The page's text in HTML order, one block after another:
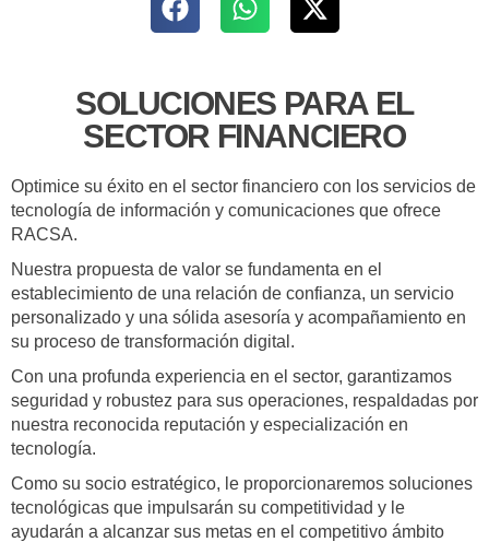
SOLUCIONES PARA EL
SECTOR FINANCIERO
Optimice su éxito en el sector financiero con los servicios de
tecnología de información y comunicaciones que ofrece
RACSA.
Nuestra propuesta de valor se fundamenta en el
establecimiento de una relación de confianza, un servicio
personalizado y una sólida asesoría y acompañamiento en
su proceso de transformación digital.
Con una profunda experiencia en el sector, garantizamos
seguridad y robustez para sus operaciones, respaldadas por
nuestra reconocida reputación y especialización en
tecnología.
Como su socio estratégico, le proporcionaremos soluciones
tecnológicas que impulsarán su competitividad y le
ayudarán a alcanzar sus metas en el competitivo ámbito